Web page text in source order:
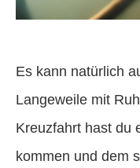
Es kann natürlich
Langeweile mit
Kreuzfahrt hast du
kommen und dem